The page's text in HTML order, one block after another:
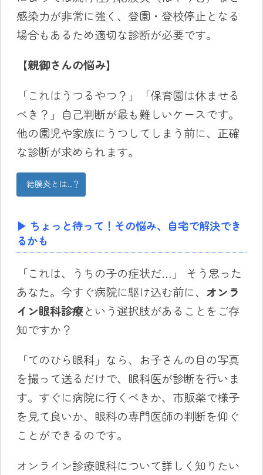
感染力が非常に強く、登園・登校停止となる
場合もあるため適切な診断が必要です。
【親御さんの悩み】
「これはうつるやつ？」「保育園は休ませる
べき？」自己判断が最も難しいケースです。
他の園児や家族にうつしてしまう前に、正確
な診断が求められます。
結膜炎とは..？
▶︎ ちょっと待って！その悩み、自宅で解決でき
るかも
「これは、うちの子の症状だ…」 そう思った
あなた。今すぐ病院に駆け込む前に、 オンラ
イン眼科診療 という選択肢があることをご存
知ですか？
「てのひら眼科」なら、お子さんの目の写真
を撮って送るだけで、眼科医が診断を行いま
す。すぐに病院に行くべきか、市販薬で様子
を見て良いか、眼科の専門医師の判断を仰ぐ
ことができるのです。
オンライン診療眼科について詳しく知りたい